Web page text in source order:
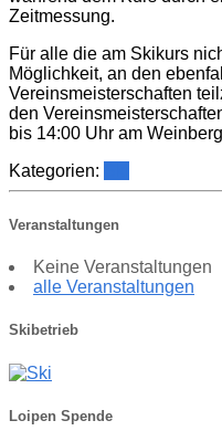
Zeitmessung.
Für alle die am Skikurs
Möglichkeit, an den
Vereinsmeisterschaften
den
bis 14:00 Uhr am
Kategorien:
Veranstaltungen
Keine Veranstaltungen
alle Veranstaltungen
Skibetrieb
Loipen Spende